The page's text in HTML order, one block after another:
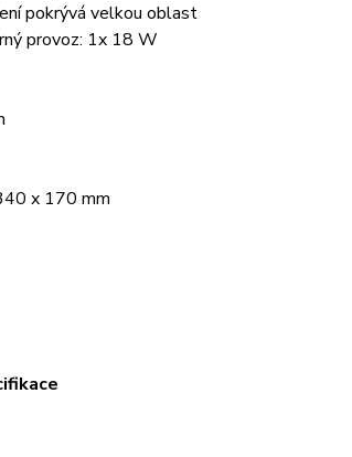
pokrývá velkou oblast
provoz: 1x 18 W
x 170 mm